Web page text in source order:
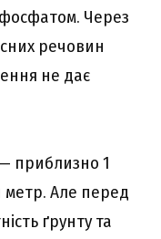
Через
речовин
не дає
приблизно 1
метр. Але перед
ґрунту та